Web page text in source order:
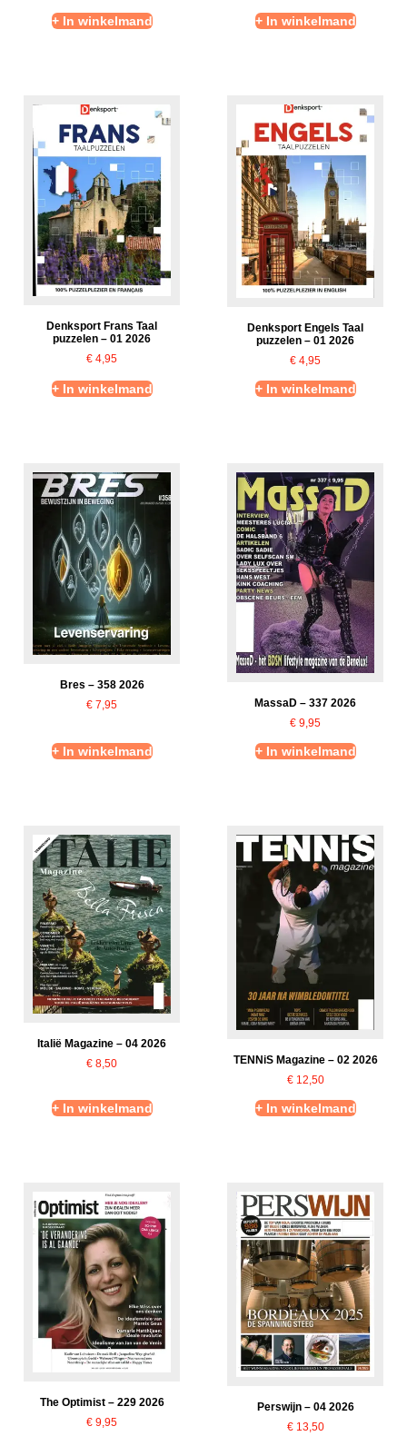
+ In winkelmand + In winkelmand
Denksport Frans Taal
puzzelen – 01 2026
€ 4,95
+ In winkelmand
Denksport Engels Taal
puzzelen – 01 2026
€ 4,95
+ In winkelmand
Bres – 358 2026
€ 7,95
+ In winkelmand
MassaD – 337 2026
€ 9,95
+ In winkelmand
Italië Magazine – 04 2026
€ 8,50
+ In winkelmand
TENNiS Magazine – 02 2026
€12,50
+ In winkelmand
The Optimist – 229 2026
€ 9,95
Perswijn – 04 2026
€13,50